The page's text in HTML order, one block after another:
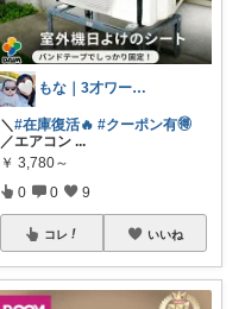
もな｜3才ワーママ👧🏻🤍お礼プロフ
＼#在庫復活🔥 #クーポン有🉐
／エアコン ...
￥ 3,780～
0 0 9
コレ いいね